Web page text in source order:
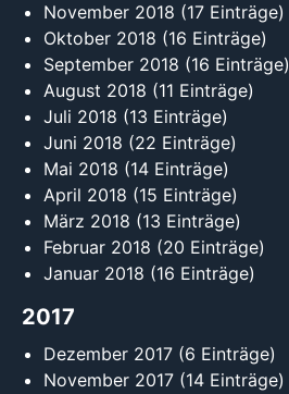
November 2018 (17 Einträge)
Oktober 2018 (16 Einträge)
September 2018 (16 Einträge)
August 2018 (11 Einträge)
Juli 2018 (13 Einträge)
Juni 2018 (22 Einträge)
Mai 2018 (14 Einträge)
April 2018 (15 Einträge)
März 2018 (13 Einträge)
Februar 2018 (20 Einträge)
Januar 2018 (16 Einträge)
2017
Dezember 2017 (6 Einträge)
November 2017 (14 Einträge)